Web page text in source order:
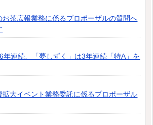
お茶広報業務に係るプロポーザルの質問へ
年連続、「夢しずく」は3年連続「特A」を
大イベント業務委託に係るプロポーザル